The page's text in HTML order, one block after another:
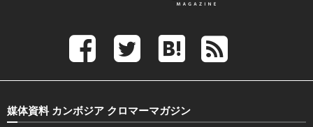
媒体資料 カンボジア クロマーマガジン